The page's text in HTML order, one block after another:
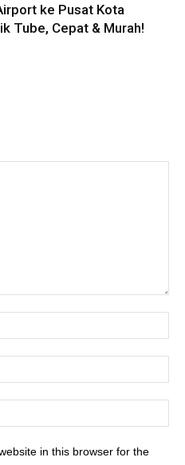
ke Pusat Kota
Tube, Cepat & Murah!
in this browser for the